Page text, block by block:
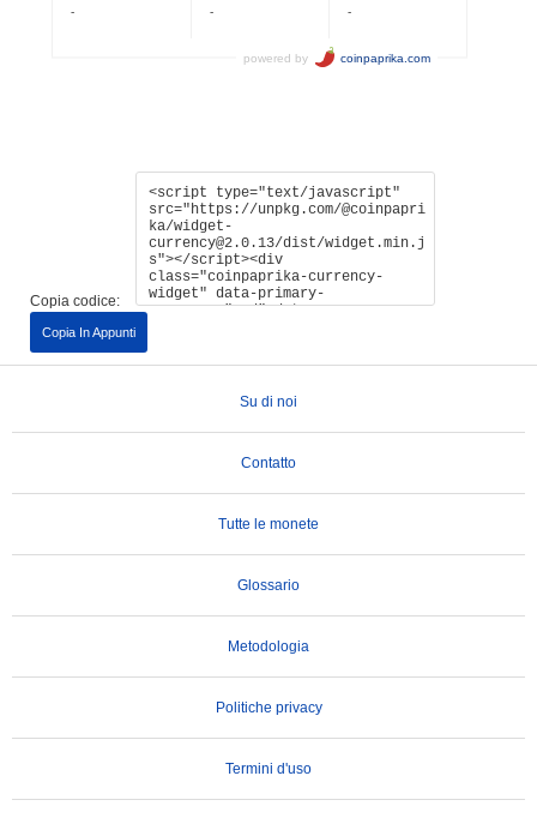
Copia codice:
Copia In Appunti
Su di noi
Contatto
Tutte le monete
Glossario
Metodologia
Politiche privacy
Termini d'uso